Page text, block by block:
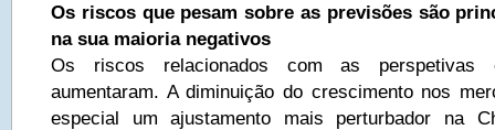
Os riscos que pesam sobre as previsões são
na sua maioria negativos
Os riscos relacionados com as perspetivas
aumentaram. A diminuição do crescimento nos
especial um ajustamento mais perturbador na